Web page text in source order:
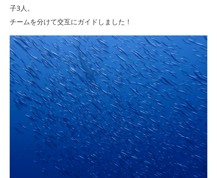
子3人。
チームを分けて交互にガイドしました！